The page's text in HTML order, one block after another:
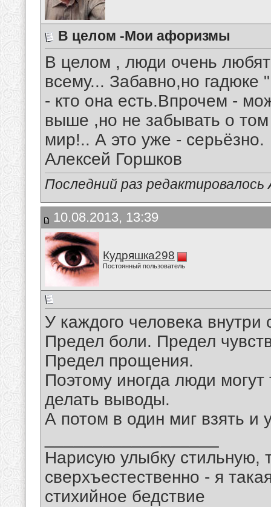
В целом -Мои афоризмы
В целом , люди очень
всему... Забавно,но гадюке
- кто она есть.Впрочем -
выше ,но не забывать о том
мир!.. А это уже - серьёзно.
Алексей Горшков
Последний раз
10.08.2013, 13:39
Кудряшка298
Постоянный пользователь
У каждого человека внутри
Предел боли. Предел
Предел прощения.
Поэтому иногда люди могут
делать выводы.
А потом в один миг взять и
Нарисую улыбку стильную,
сверхъестественно - я
стихийное бедствие